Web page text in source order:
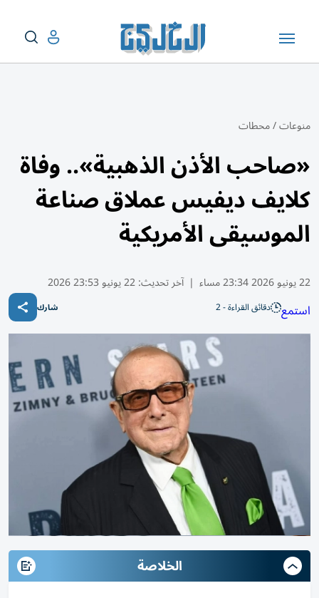
منوعات/محطات
«صاحب الأذن الذهبية».. وفاة
كلايف ديفيس عملاق صناعة
الموسيقى الأمريكية
22 يونيو 2026 23:34 مساء | آخر تحديث:22 يونيو 23:53 2026
استمع دقائق القراءة - 2 شارك
الخلاصة